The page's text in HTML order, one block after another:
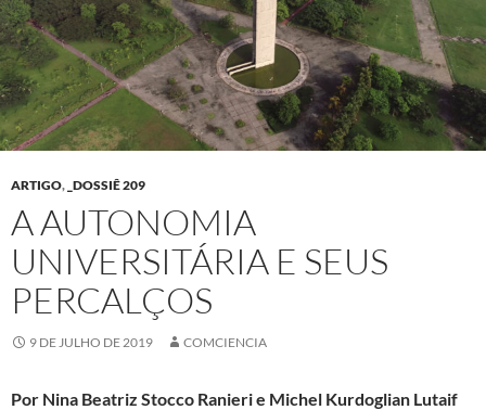
ARTIGO, _DOSSIÊ 209
A AUTONOMIA
UNIVERSITÁRIA E SEUS
PERCALÇOS
9 DE JULHO DE 2019 COMCIENCIA
Por Nina Beatriz Stocco Ranieri e Michel Kurdoglian Lutaif